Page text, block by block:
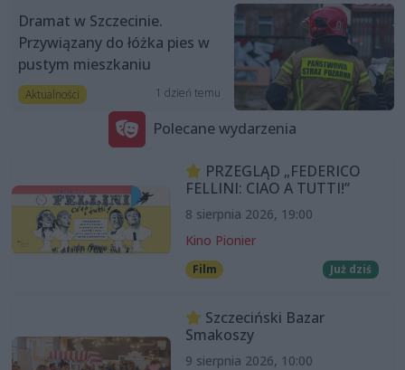
Dramat w Szczecinie.
Przywiązany do łóżka pies w
pustym mieszkaniu
Aktualności 1 dzień temu
Polecane wydarzenia
PRZEGLĄD „FEDERICO
FELLINI: CIAO A TUTTI!”
8 sierpnia 2026, 19:00
Kino Pionier
Film Już dziś
Szczeciński Bazar
Smakoszy
9 sierpnia 2026, 10:00